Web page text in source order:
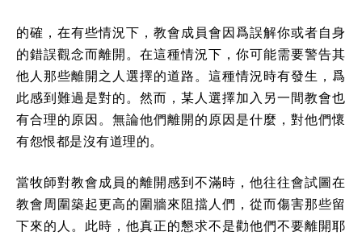
的確，在有些情況下，教會成員會因爲誤解你或者自身
的錯誤觀念而離開。在這種情況下，你可能需要警告其
他人那些離開之人選擇的道路。這種情況時有發生，爲
此感到難過是對的。然而，某人選擇加入另一間教會也
有合理的原因。無論他們離開的原因是什麼，對他們懷
有怨恨都是沒有道理的。
當牧師對教會成員的離開感到不滿時，他往往會試圖在
教會周圍築起更高的圍牆來阻擋人們，從而傷害那些留
下來的人。此時，他真正的懇求不是勸他們不要離開耶